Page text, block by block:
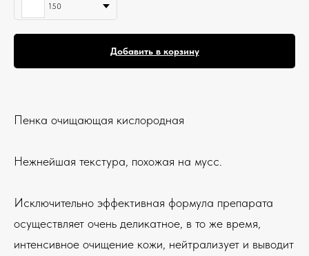
150
Добавить в корзину
Пенка очищающая кислородная
Нежнейшая текстура, похожая на мусс.
Исключительно эффективная формула препарата
осуществляет очень деликатное, в то же время,
интенсивное очищение кожи, нейтрализует и выводит